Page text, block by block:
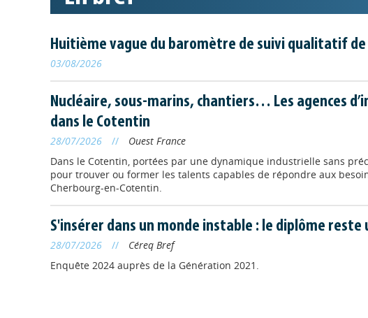
ouvrir le champ des
L’Afpa et le SMV
pour renforcer
renforcer l'insertion
éloignés de l'emploi. Le
qualifiante et accès
Nouveau dispositif
L'École de la 2e chance
Huitième vague du baromètre de suivi qualitatif
03/08/2026
Nucléaire, sous-marins, chantiers… Les agences
dans le Cotentin
28/07/2026 //
Ouest France
Dans le Cotentin, portées par une dynamique industrielle sans
pour trouver ou former les talents capables de répondre aux
Cherbourg-en-Cotentin.
S'insérer dans un monde instable : le diplôme reste
28/07/2026 //
Céreq Bref
Enquête 2024 auprès de la Génération 2021.